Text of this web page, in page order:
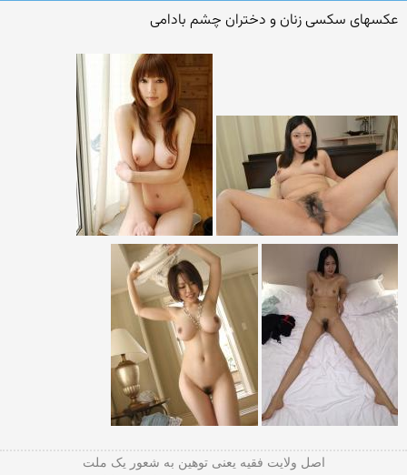
عکسهای سکسی زنان و دختران چشم بادامی
اصل ولایت فقیه یعنی‌ توهین به شعور یک ملت